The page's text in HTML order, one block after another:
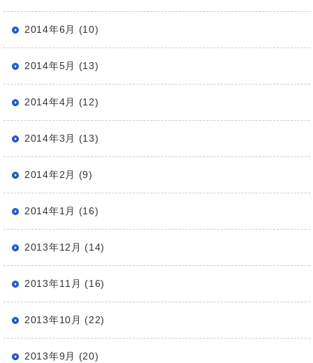
2014年6月 (10)
2014年5月 (13)
2014年4月 (12)
2014年3月 (13)
2014年2月 (9)
2014年1月 (16)
2013年12月 (14)
2013年11月 (16)
2013年10月 (22)
2013年9月 (20)